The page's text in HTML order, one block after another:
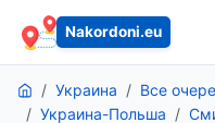
Nakordoni.eu
Украина
Все
Украина-Польша